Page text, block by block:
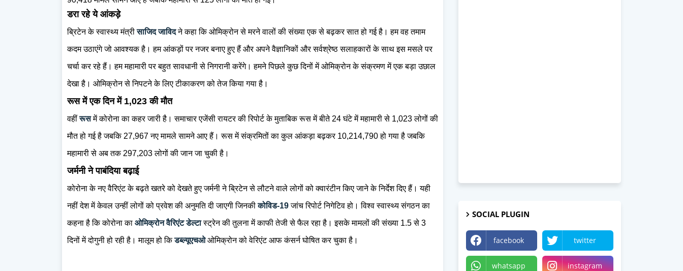
डरा रहे ये आंकड़े
ब्रिटेन के स्वास्थ्य मं‍त्रीसाजिद जाविदने कहा कि ओमिक्रोन से मरने वालों की संख्या एक से बढ़कर सात हो गई है। हम वह तमाम
कदम उठाएंगे जो आवश्यक है। हम आंकड़ों पर नजर बनाए हुए हैं और अपने वैज्ञानिकों और सर्वश्रेष्ठ सलाहकारों के साथ इस मसले पर
चर्चा कर रहे हैं। हम महामारी पर बहुत सावधानी से निगरानी करेंगे। हमने पिछले कुछ दिनों में ओमिक्रोन के संक्रमण में एक बड़ा उछाल
देखा है। ओमिक्रोन से निपटने के लिए टीकाकरण को तेज किया गया है।
रूस में एक दिन में 1,023 की मौत
वहींरूसमें कोरोना का कहर जारी है। समाचार एजेंसी रायटर की रिपोर्ट के मुताबिक रूस में बीते 24 घंटे में महामारी से 1,023 लोगों की
मौत हो गई है जबकि 27,967 नए मामले सामने आए हैं। रूस में संक्रमितों का कुल आंकड़ा बढ़कर 10,214,790 हो गया है जबकि
महामारी से अब तक 297,203 लोगों की जान जा चुकी है।
जर्मनी ने पाबंदिया बढ़ाई
कोरोना के नए वैरिएंट के बढ़ते खतरे को देखते हुए जर्मनी ने ब्रिटेन से लौटने वाले लोगों को क्वारंटीन किए जाने के निर्देश दिए हैं। यही
नहीं देश में केवल उन्हीं लोगों को प्रवेश की अनुमति दी जाएगी जिनकीकोविड-19जांच रिपोर्ट निगेटिव हो। विश्व स्वास्थ्य संगठन का
कहना है कि कोरोना का ओमिक्रोन वैरिएंट डेल्टास्ट्रेन की तुलना में काफी तेजी से फैल रहा है। इसके मामलों की संख्या 1.5 से 3
दिनों में दोगुनी हो रही है। मालूम हो किडब्‍ल्‍यूएचओओमिक्रोन को वेरिएंट आफ कंसर्न घोषित कर चुका है।
SOCIAL PLUGIN
facebook twitter
whatsapp instagram